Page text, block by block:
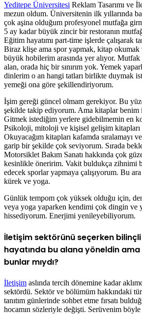
Yeditepe Üniversitesi Reklam Tasarımı ve
mezun oldum. Üniversitenin ilk yıllarında
çok aşina olduğum profesyonel mutfağa
5 ay kadar büyük zincir bir restoranın
Eğitim hayatımı part-time işlerde çalışarak
Biraz klişe ama spor yapmak, kitap okumak
büyük hobilerim arasında yer alıyor.
alan, orada hiç bir sınırım yok. Yemek
dinlerim o an hangi tatları birlikte duymak
yemeği ona göre şekillendiriyorum.
İşim gereği güncel olmam gerekiyor. Bu
şekilde takip ediyorum. Ama kitaplar benim
Gitmek istediğim yerlere gidebilmemin en
Psikoloji, mitoloji ve kişisel gelişim kitapları
Okuyacağım kitapları kafamda sıralamayı
garip bir şekilde çok seviyorum. Sırada
Motorsiklet Bakım Sanatı hakkında çok
kesinlikle öneririm. Vakit buldukça zihnimi
edecek sporlar yapmaya çalışıyorum. Bu
kürek ve yoga.
Günlük tempom çok yüksek olduğu için,
veya yoga yaparken kendimi çok dingin ve
hissediyorum. Enerjimi yenileyebiliyorum.
İletişim sektörünü seçerken
hayatında bu alana yöneldin
bunlar mıydı?
İletişim aslında tercih dönemine kadar
sektördü. Sektör ve bölümüm hakkındaki
tanıtım günlerinde sohbet etme fırsatı
hocamın sözleriyle değişti. Serüvenim böyle